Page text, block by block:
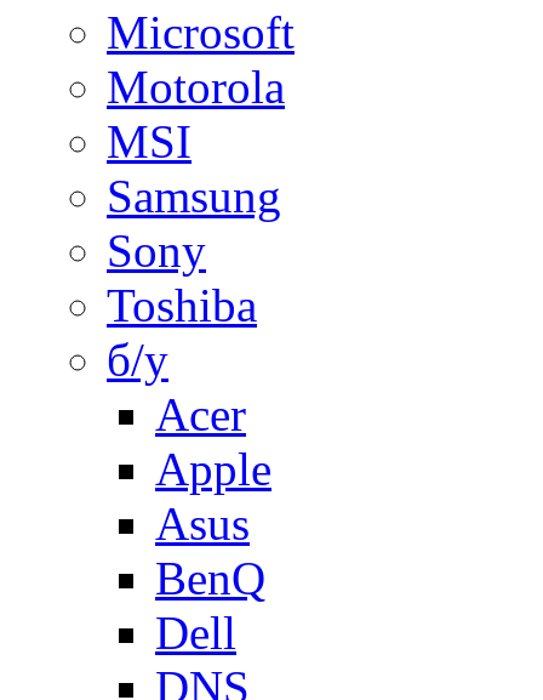
Microsoft
Motorola
MSI
Samsung
Sony
Toshiba
б/у
Acer
Apple
Asus
BenQ
Dell
DNS